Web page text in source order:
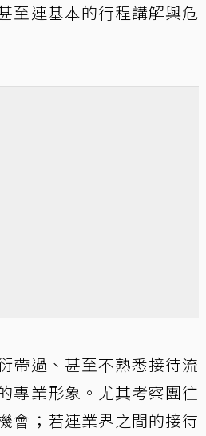
至連基本的行程講解與危
帶過、甚至不熟悉接待流
專業形象。尤其考察團往
會；若連業界之間的接待